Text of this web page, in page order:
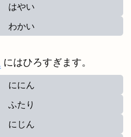
はやい
わかい
にはひろすぎます。
ににん
ふたり
にじん